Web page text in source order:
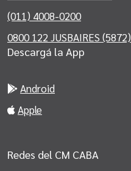
(011) 4008-0200
0800 122 JUSBAIRES (5872)
Descargá la App
Android
Apple
Redes del CM CABA